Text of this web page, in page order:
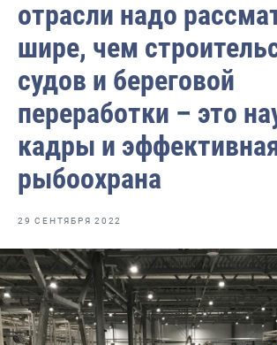
Отраслевые СМИ
Выставки и конференции
Научно-практическая литература
Рыбоохрана России
Отрасль в цифрах
Инфографика
Укрепление духовно-нравственных
События в России и мире
отрасли надо
шире, чем
судов и береговой
переработки – это
кадры и
рыбоохрана
29 СЕНТЯБРЯ 2022